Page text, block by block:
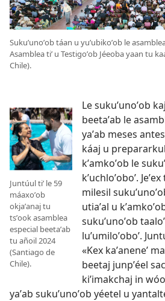
Sukuʼunoʼob táan u yuʼubikoʼob le
Asamblea tiʼ u Testigoʼob Jéeoba yaan tu
Chile).
Juntúul tiʼ le 59
máaxoʼob
okjaʼanaj tu
tsʼook asamblea
especial beetaʼab
tu añoil 2024
(Santiago de
Chile).
Le sukuʼunoʼob
beetaʼab le
yaʼab meses
káaj u
kʼamkoʼob le
kʼuchloʼoboʼ.
milesil
utiaʼal u
sukuʼunoʼob
luʼumiloʼoboʼ.
«Kex kaʼaneneʼ
beetaj junpʼéel
kiʼimakchaj in
yaʼab sukuʼunoʼob yéetel u